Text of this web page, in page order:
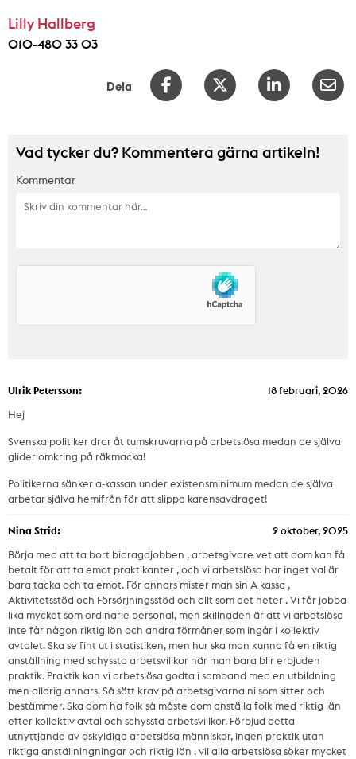
Lilly Hallberg
010-480 33 03
Dela
Vad tycker du? Kommentera gärna artikeln!
Kommentar
Ulrik Petersson:
18 februari, 2026
Hej
Svenska politiker drar åt tumskruvarna på arbetslösa medan de själva
glider omkring på räkmacka!
Politikerna sänker a-kassan under existensminimum medan de själva
arbetar själva hemifrån för att slippa karensavdraget!
Nina Strid:
2 oktober, 2025
Börja med att ta bort bidragdjobben , arbetsgivare vet att dom kan få
betalt för att ta emot praktikanter , och vi arbetslösa har inget val är
bara tacka och ta emot. För annars mister man sin A kassa ,
Aktivitetsstöd och Försörjningsstöd och allt som det heter . Vi får jobba
lika mycket som ordinarie personal, men skillnaden är att vi arbetslösa
inte får någon riktig lön och andra förmåner som ingår i kollektiv
avtalet. Ska se fint ut i statistiken, men hur ska man kunna få en riktig
anställning med schyssta arbetsvillkor när man bara blir erbjuden
praktik. Praktik kan vi arbetslösa godta i samband med en utbildning
men alldrig annars. Så sätt krav på arbetsgivarna ni som sitter och
bestämmer. Ska dom ha folk så måste dom anställa folk med riktig län
efter kollektiv avtal och schyssta arbetsvillkor. Förbjud detta
utnyttjande av oskyldiga arbetslösa människor, ingen praktik utan
riktiga anställningningar och riktig lön , vil alla arbetslösa söker mycket